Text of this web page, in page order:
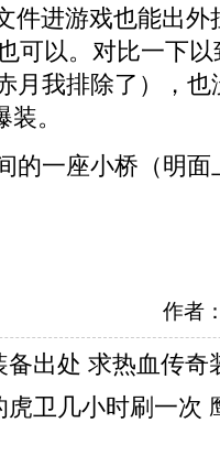
件进游戏也能出
也可以。对比一
月我排除了），
。
一座小桥（明面
作者
备出处 求热血传奇
虎卫几小时刷一次